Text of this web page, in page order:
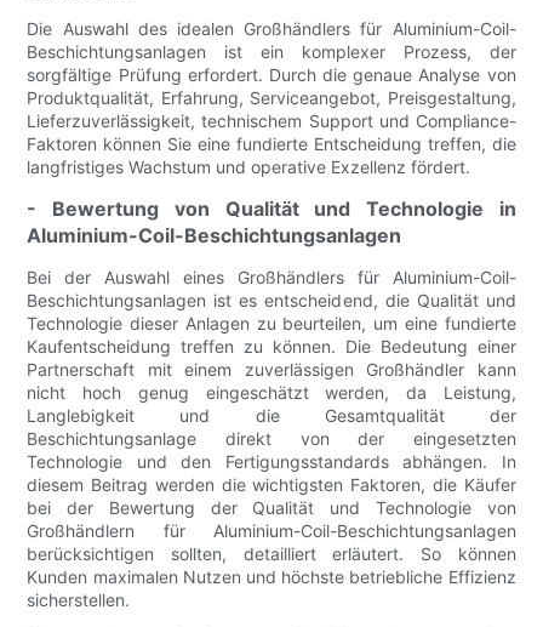
Die Auswahl des idealen Großhändlers für Aluminium-Coil-
Beschichtungsanlagen ist ein komplexer Prozess, der
sorgfältige Prüfung erfordert. Durch die genaue Analyse von
Produktqualität, Erfahrung, Serviceangebot, Preisgestaltung,
Lieferzuverlässigkeit, technischem Support und Compliance-
Faktoren können Sie eine fundierte Entscheidung treffen, die
langfristiges Wachstum und operative Exzellenz fördert.
- Bewertung von Qualität und Technologie in
Aluminium-Coil-Beschichtungsanlagen
Bei der Auswahl eines Großhändlers für Aluminium-Coil-
Beschichtungsanlagen ist es entscheidend, die Qualität und
Technologie dieser Anlagen zu beurteilen, um eine fundierte
Kaufentscheidung treffen zu können. Die Bedeutung einer
Partnerschaft mit einem zuverlässigen Großhändler kann
nicht hoch genug eingeschätzt werden, da Leistung,
Langlebigkeit und die Gesamtqualität der
Beschichtungsanlage direkt von der eingesetzten
Technologie und den Fertigungsstandards abhängen. In
diesem Beitrag werden die wichtigsten Faktoren, die Käufer
bei der Bewertung der Qualität und Technologie von
Großhändlern für Aluminium-Coil-Beschichtungsanlagen
berücksichtigen sollten, detailliert erläutert. So können
Kunden maximalen Nutzen und höchste betriebliche Effizienz
sicherstellen.